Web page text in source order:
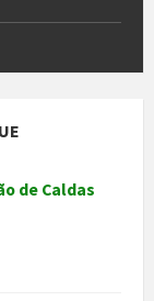
de Caldas